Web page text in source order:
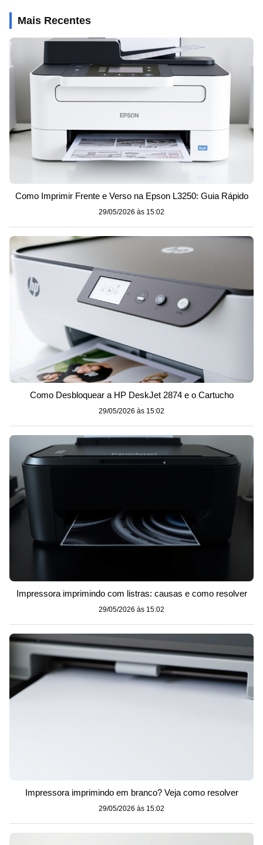
Mais Recentes
Como Imprimir Frente e Verso na Epson L3250: Guia Rápido
29/05/2026 às 15:02
Como Desbloquear a HP DeskJet 2874 e o Cartucho
29/05/2026 às 15:02
Impressora imprimindo com listras: causas e como resolver
29/05/2026 às 15:02
Impressora imprimindo em branco? Veja como resolver
29/05/2026 às 15:02